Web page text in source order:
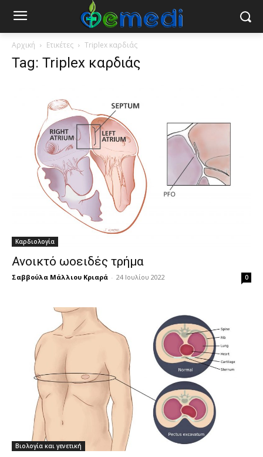
Αρχική Ετικέτες Triplex καρδιάς
Tag: Triplex καρδιάς
Καρδιολογία
Ανοικτό ωοειδές τρήμα
Σαββούλα Μάλλιου Κριαρά - 24 Ιουλίου 2022 0
Βιολογία και γενετική